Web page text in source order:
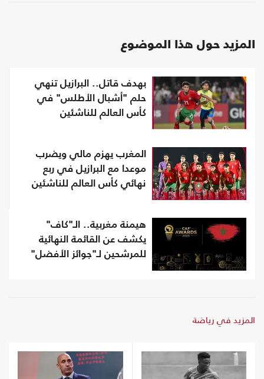
المزيد حول هذا الموضوع
بهدف قاتل.. البرازيل تنهي
حلم "أشبال الأطلس" في
كأس العالم للناشئين
المغرب يهزم مالي ويضرب
موعدا مع البرازيل في ربع
نهائي كأس العالم للناشئين
هيمنة مغربية.. الـ"كاف"
يكشف عن القائمة النهائية
للمرشحين لـ"جوائز الأفضل"
المزيد في رياضة